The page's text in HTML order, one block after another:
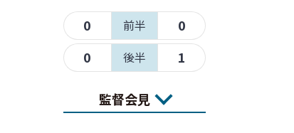
0 前半
0
0
後半 1
監督会見